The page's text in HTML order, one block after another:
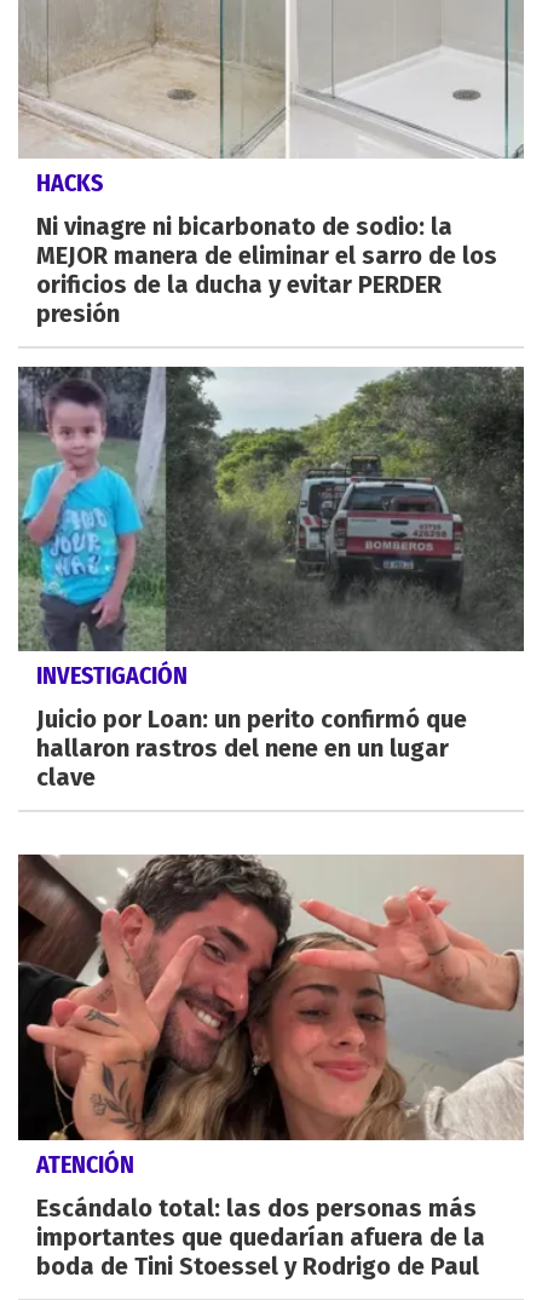
HACKS
Ni vinagre ni bicarbonato de sodio: la
MEJOR manera de eliminar el sarro de los
orificios de la ducha y evitar PERDER
presión
INVESTIGACIÓN
Juicio por Loan: un perito confirmó que
hallaron rastros del nene en un lugar
clave
ATENCIÓN
Escándalo total: las dos personas más
importantes que quedarían afuera de la
boda de Tini Stoessel y Rodrigo de Paul